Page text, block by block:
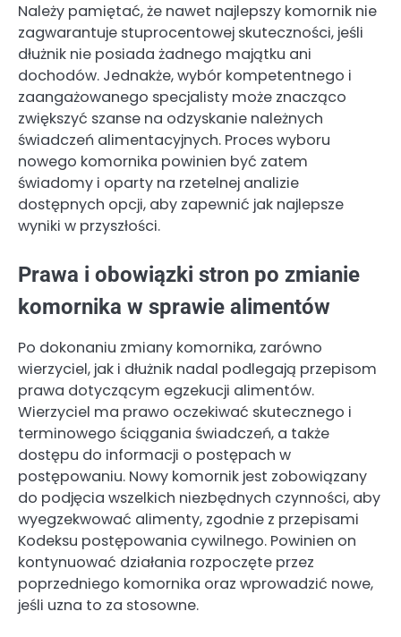
Należy pamiętać, że nawet najlepszy komornik nie
zagwarantuje stuprocentowej skuteczności, jeśli
dłużnik nie posiada żadnego majątku ani
dochodów. Jednakże, wybór kompetentnego i
zaangażowanego specjalisty może znacząco
zwiększyć szanse na odzyskanie należnych
świadczeń alimentacyjnych. Proces wyboru
nowego komornika powinien być zatem
świadomy i oparty na rzetelnej analizie
dostępnych opcji, aby zapewnić jak najlepsze
wyniki w przyszłości.
Prawa i obowiązki stron po zmianie
komornika w sprawie alimentów
Po dokonaniu zmiany komornika, zarówno
wierzyciel, jak i dłużnik nadal podlegają przepisom
prawa dotyczącym egzekucji alimentów.
Wierzyciel ma prawo oczekiwać skutecznego i
terminowego ściągania świadczeń, a także
dostępu do informacji o postępach w
postępowaniu. Nowy komornik jest zobowiązany
do podjęcia wszelkich niezbędnych czynności, aby
wyegzekwować alimenty, zgodnie z przepisami
Kodeksu postępowania cywilnego. Powinien on
kontynuować działania rozpoczęte przez
poprzedniego komornika oraz wprowadzić nowe,
jeśli uzna to za stosowne.